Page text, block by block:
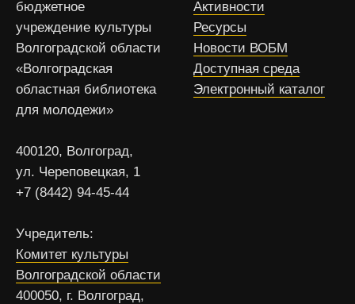
бюджетное
учреждение культуры
Волгоградской области
«Волгоградская
областная библиотека
для молодежи»
400120, Волгоград,
ул. Череповецкая, 1
+7 (8442) 94-45-44
Учредитель:
Комитет культуры
Волгоградской области
400050, г. Волгоград,
Активности
Ресурсы
Новости ВОБМ
Доступная среда
Электронный каталог